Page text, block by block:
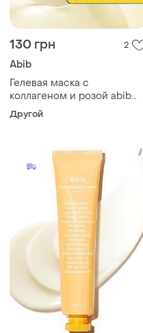
130 грн 2
Abib
Гелевая маска с
коллагеном и розой abib
collagen gel mask jericho
rose jelly 35 г
Другой